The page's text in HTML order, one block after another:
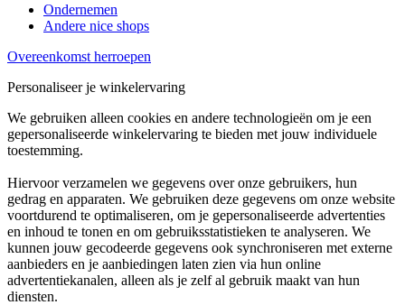
Ondernemen
Andere nice shops
Overeenkomst herroepen
Personaliseer je winkelervaring
We gebruiken alleen cookies en andere technologieën om je een
gepersonaliseerde winkelervaring te bieden met jouw individuele
toestemming.
Hiervoor verzamelen we gegevens over onze gebruikers, hun
gedrag en apparaten. We gebruiken deze gegevens om onze website
voortdurend te optimaliseren, om je gepersonaliseerde advertenties
en inhoud te tonen en om gebruiksstatistieken te analyseren. We
kunnen jouw gecodeerde gegevens ook synchroniseren met externe
aanbieders en je aanbiedingen laten zien via hun online
advertentiekanalen, alleen als je zelf al gebruik maakt van hun
diensten.